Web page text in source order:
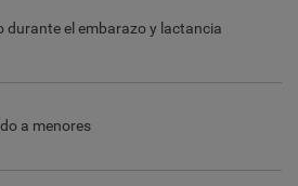
durante el embarazo y lactancia
a menores